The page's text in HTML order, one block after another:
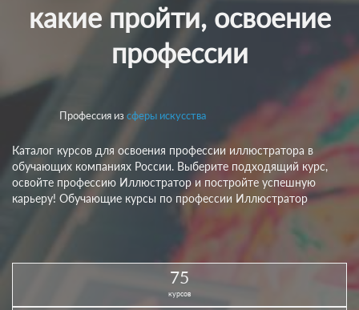
Люди
Статьи
account_box
какие пройти, освоение
профессии
Профессия изсферы искусства
Каталог курсов для освоения профессии иллюстратора в
обучающих компаниях России. Выберите подходящий курс,
освойте профессию Иллюстратор и постройте успешную
карьеру! Обучающие курсы по профессии Иллюстратор
75
курсов